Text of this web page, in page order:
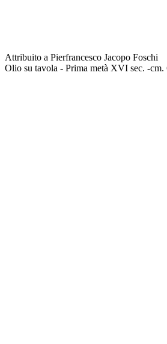
Attribuito a Pierfrancesco Jacopo Foschi
Olio su tavola - Prima metà XVI sec. -cm.